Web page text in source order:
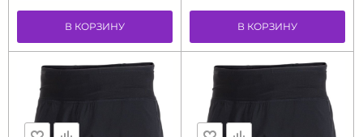
В КОРЗИНУ В КОРЗИНУ